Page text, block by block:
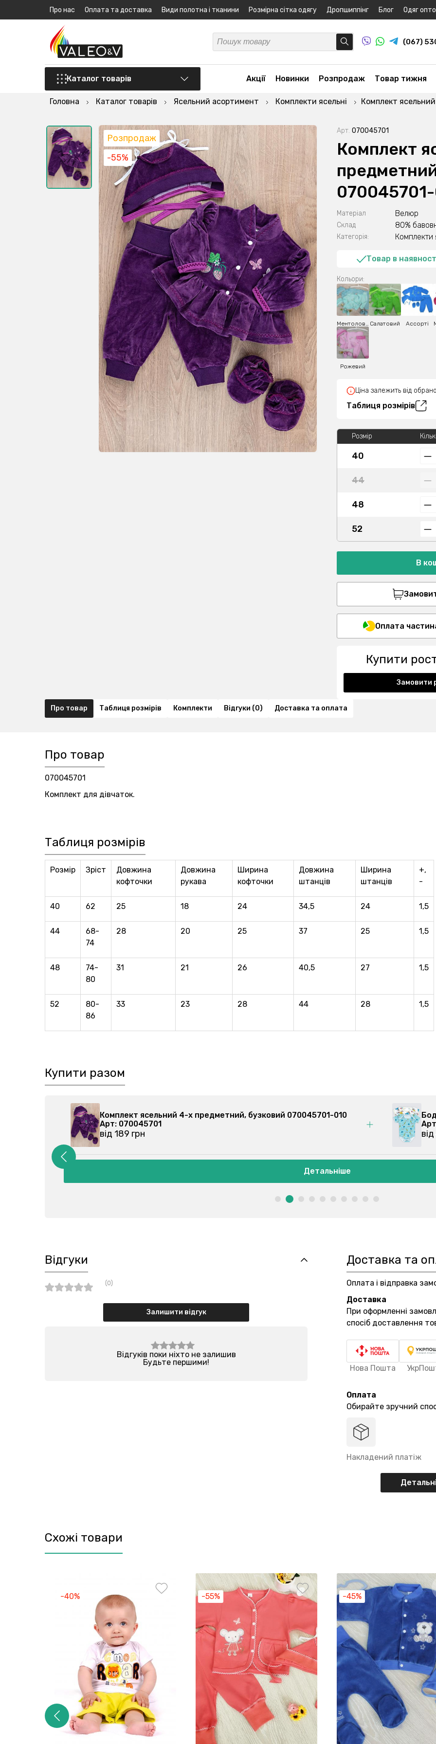
Про нас Оплата та доставка Види полотна і тканини Розмірна сітка одягу Дропшиппінг Блог Одяг
(067)
Каталог товарів Акції Новинки Розпродаж Товар тижня
Головна Каталог товарів Ясельний асортимент Комплекти ясельні Комплект
Розпродаж
-55%
Арт. 070045701
Комплект
Матеріал Велюр
Склад 80%
Категорія: Комплекти
Товар в
Кольори:
Ментоловий Салатовий Ассорті
Рожевий
Ціна залежить від
Таблиця розмірів
Розмір
40
44
48
52
В
Оплата
Купити
Замовити
Про товар Таблиця розмірів Комплекти Відгуки (0) Доставка та оплата
Про товар
070045701
Комплект для дівчаток.
Таблиця розмірів
Розмір Зріст
Довжина
кофточки
Довжина
рукава
Ширина
кофточки
Довжина
штанців
Ширина
штанців
+,
-
40 62 25 18 24 34,5 24 1,5
44
68-
74
28 20 25 37 25 1,5
48
74-
80
31 21 26 40,5 27 1,5
52
80-
86
33 23 28 44 28 1,5
Купити разом
Комплект ясельний 4-х предметний, бузковий 070045701-010
Арт: 070045701
від 189 грн
Детальніше
Відгуки
(0)
Залишити відгук
Відгуків поки ніхто не залишив
Будьте першими!
Доставка та
Оплата і відправка
Доставка
При оформленні
спосіб доставлення
Нова Пошта
Оплата
Обирайте зручний
Накладений платіж
Схожі товари
-40% -55% -45%